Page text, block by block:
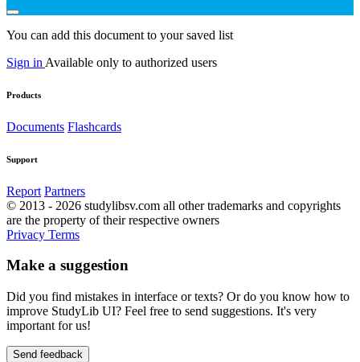
You can add this document to your saved list
Sign in Available only to authorized users
Products
Documents Flashcards
Support
Report Partners
© 2013 - 2026 studylibsv.com all other trademarks and copyrights
are the property of their respective owners
Privacy Terms
Make a suggestion
Did you find mistakes in interface or texts? Or do you know how to
improve StudyLib UI? Feel free to send suggestions. It's very
important for us!
Send feedback